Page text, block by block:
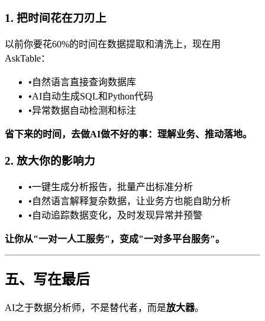
1. 把时间花在刀刃上
以前你要花60%的时间在数据提取和清洗上，现在用
AskTable：
•自然语言直接查询数据库
•AI自动生成SQL和Python代码
•异常数据自动检测和标注
省下来的时间，去做AI做不好的事：理解业务、推动落地。
2. 放大你的影响力
•一键生成分析报告，批量产出标准分析
•自然语言解释复杂数据，让业务方也能自助分析
•自动追踪数据变化，及时发现异常并预警
让你从"一对一人工服务"，变成"一对多平台服务"。
五、写在最后
AI之于数据分析师，不是替代者，而是放大器。